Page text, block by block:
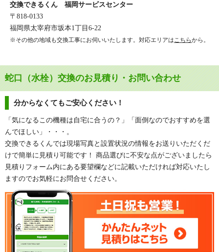
交換できるくん 福岡サービスセンター
〒818-0133
福岡県太宰府市坂本1丁目6-22
※その他の地域も交換工事にお伺いいたします。対応エリアは こちらから。
蛇口（水栓）交換のお見積り・お問い合わせ
分からなくてもご安心ください！
「気になるこの機種は自宅に合うの？」「面倒なのでおすすめを選
んでほしい」・・・。
交換できるくんでは現場写真と設置状況の情報をお送りいただくだ
けで簡単に見積り可能です！ 商品選びに不安な点がございましたら
見積りフォーム内にある要望欄などに記載いただければ対応いたし
ますのでお気軽にお問合せください。